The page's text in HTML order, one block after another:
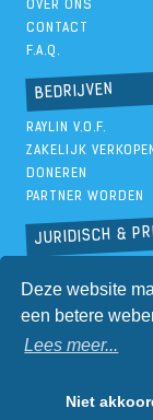
Deze website
een betere
Lees meer...
Niet
OVER ONS
CONTACT
F.A.Q.
BEDRIJVEN
RAYLIN V.O.F.
ZAKELIJK VERKOPEN
DONEREN
PARTNER WORDEN
JURIDISCH &
ALGEMENE